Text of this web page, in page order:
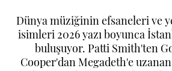
Dünya müziğinin efsaneleri ve
isimleri 2026 yazı boyunca
buluşuyor. Patti Smith'ten
Cooper'dan Megadeth'e